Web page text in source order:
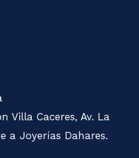
Villa Caceres, Av. La
a Joyerías Dahares.